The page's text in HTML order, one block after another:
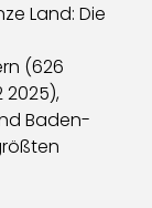
Land: Die
(626
2025),
Baden-